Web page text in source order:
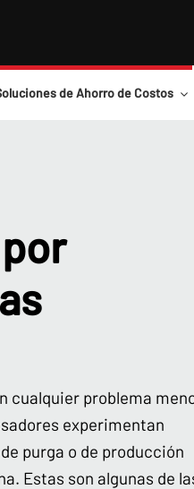
de Ahorro de Costos
cualquier problema
experimentan
purga o de producción
Estas son algunas de